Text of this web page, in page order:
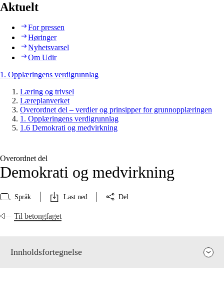
Aktuelt
For pressen
Høringer
Nyhetsvarsel
Om Udir
1. Opplæringens verdigrunnlag
Læring og trivsel
Læreplanverket
Overordnet del – verdier og prinsipper for grunnopplæringen
1. Opplæringens verdigrunnlag
1.6 Demokrati og medvirkning
Overordnet del
Demokrati og medvirkning
Språk Last ned Del
Til betongfaget
Innholdsfortegnelse